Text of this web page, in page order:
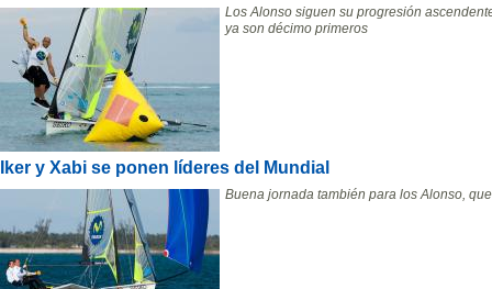
Los Alonso siguen su progresión
ya son décimo primeros
Iker y Xabi se ponen líderes del Mundial
Buena jornada también para los Alonso,